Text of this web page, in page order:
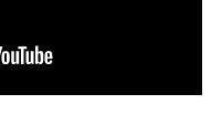
y Manejo de